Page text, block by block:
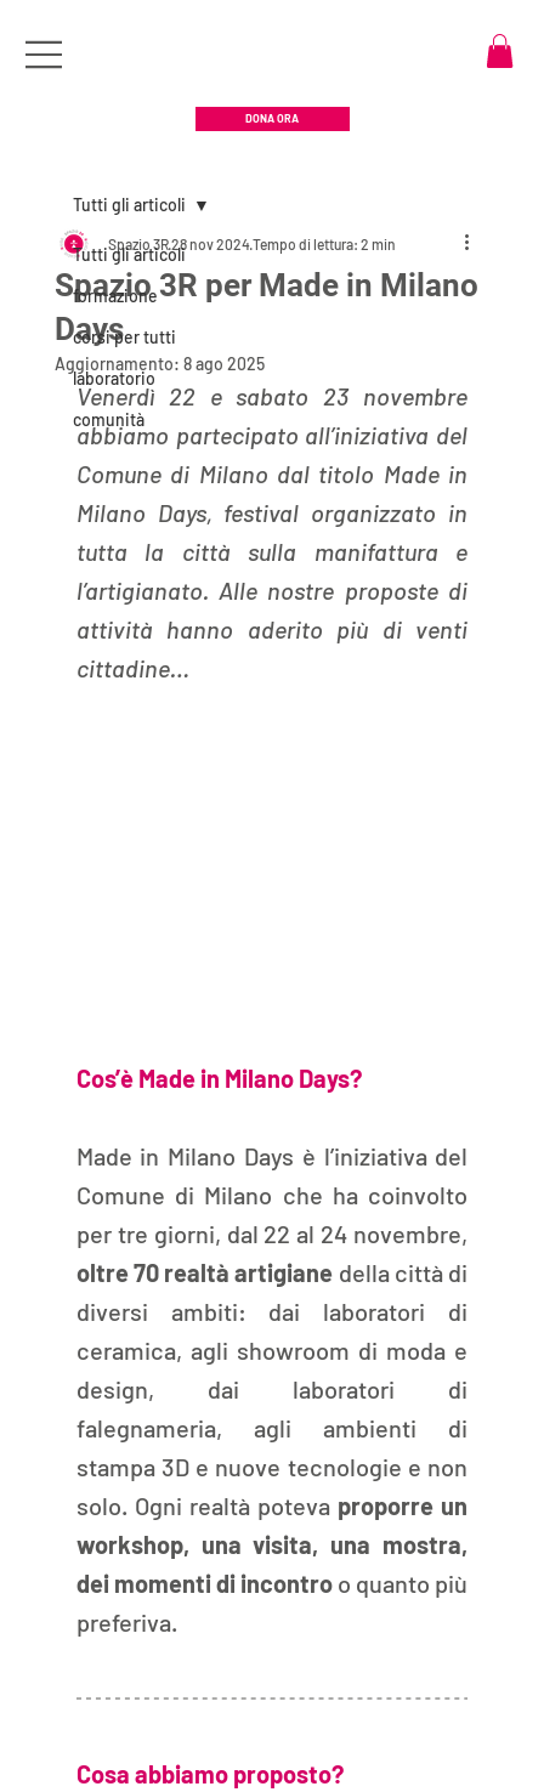
DONA ORA
Tutti gli articoli
formazione
corsi per tutti
laboratorio
comunità
Tutti gli articoli
Spazio 3R per Made in Milano
Days
Spazio 3R28 nov 2024Tempo di lettura: 2 min
Aggiornamento: 8 ago 2025
Venerdì 22 e sabato 23 novembre
abbiamo partecipato all’iniziativa del
Comune di Milano dal titolo Made in
Milano Days, festival organizzato in
tutta la città sulla manifattura e
l’artigianato. Alle nostre proposte di
attività hanno aderito più di venti
cittadine…
Cos’è Made in Milano Days?
Made in Milano Days è l’iniziativa del
Comune di Milano che ha coinvolto
oltre 70 realtà artigiane della città di
diversi ambiti: dai laboratori di
ceramica, agli showroom di moda e
design, dai laboratori di
falegnameria, agli ambienti di
stampa 3D e nuove tecnologie e non
solo. Ogni realtà poteva proporre un
workshop, una visita, una mostra,
dei momenti di incontro o quanto più
preferiva.
Cosa abbiamo proposto?